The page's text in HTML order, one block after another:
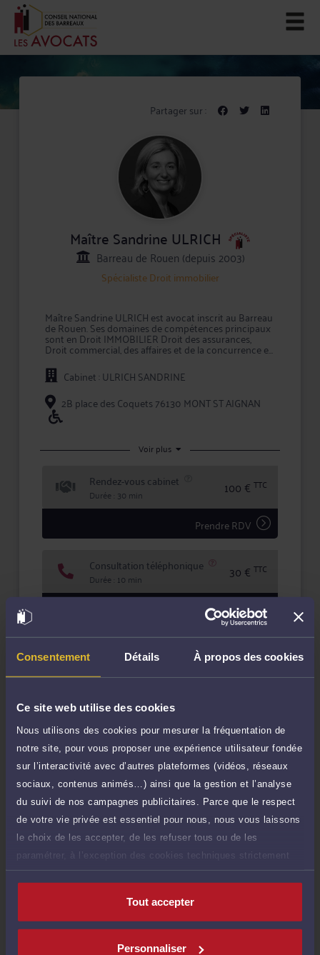
Consentement Détails À propos des cookies
Ce site web utilise des cookies
Nous utilisons des cookies pour mesurer la fréquentation de
notre site, pour vous proposer une expérience utilisateur fondée
sur l’interactivité avec d’autres plateformes (vidéos, réseaux
sociaux, contenus animés…) ainsi que la gestion et l’analyse
du suivi de nos campagnes publicitaires. Parce que le respect
de votre vie privée est essentiel pour nous, nous vous laissons
le choix de les accepter, de les refuser tous ou de les
paramétrer, à l’exception des cookies techniques strictement
nécessaires au fonctionnement du site.
Tout accepter
Personnaliser
Partager sur :
Maître Sandrine ULRICH
Barreau de Rouen (depuis 2003)
SpécialisteDroit immobilier
Maître Sandrine ULRICH est avocat inscrit au Barreau
de Rouen. Ses domaines de compétences principaux
sont en Droit IMMOBILIER Droit des assurances,
Droit commercial, des affaires et de la concurrence et
Droit du crédit et de la consommation.
L'approche personnalisée mise en oeuvre par Me
ULRICH permet d'assurer une prestation de conseil à
valeur ajoutée et une représentation en justice de
qualité devant les tribunaux.
particulière à l'écoute et au dialogue, et vous aide à
faire valoir vos droits en toute confidentialité et
Cabinet : ULRICH SANDRINE
2B place des Coquets 76130 MONT ST AIGNAN
Voir plus
Rendez-vous cabinet
Durée : 30 min 100 € TTC
Prendre RDV
Consultation téléphonique
Durée : 10 min 30 € TTC
Demander un rappel
Question simple
Réponse concise à votre question (moins
de 1.000 caractères)
25 €
Poser une question
Consultation écrite
Etude de votre dossier + possibilité
d'ajout d'une pièce jointe
180 €
TTC
Consulter par écrit
Compétences
Droit immobilier